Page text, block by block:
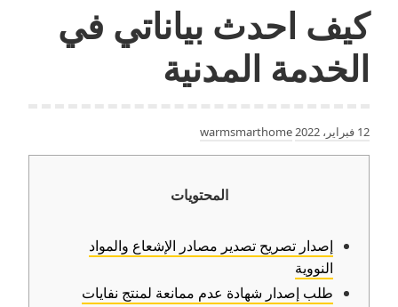
كيف احدث بياناتي في
الخدمة المدنية
12 فبراير، 2022 warmsmarthome
المحتويات
إصدار تصريح تصدير مصادر الإشعاع والمواد
النووية
طلب إصدار شهادة عدم ممانعة لمنتج نفايات